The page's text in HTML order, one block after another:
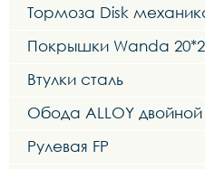
Тормоза Disk
Покрышки Wanda
Втулки сталь
Обода ALLOY двойной
Рулевая FP